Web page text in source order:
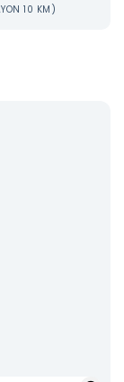
10 KM)